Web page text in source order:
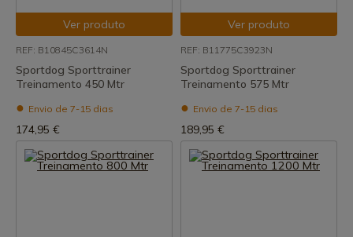
Ver produto
REF: B10845C3614N
Sportdog Sporttrainer
Treinamento 450 Mtr
Envio de 7-15 dias
174,95 €
Ver produto
REF: B11775C3923N
Sportdog Sporttrainer
Treinamento 575 Mtr
Envio de 7-15 dias
189,95 €